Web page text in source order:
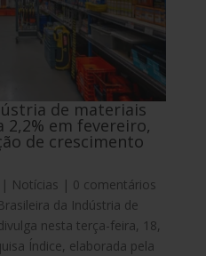
de materiais
2,2% em fevereiro,
de crescimento
| Notícias | 0 comentários
da Indústria de
nesta terça-feira, 18,
Índice, elaborada pela